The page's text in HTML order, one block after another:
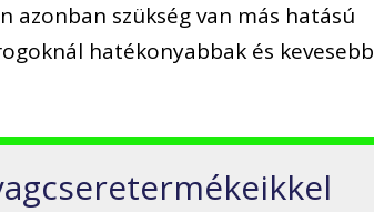
azonban szükség van más hatású
hatékonyabbak és kevesebb